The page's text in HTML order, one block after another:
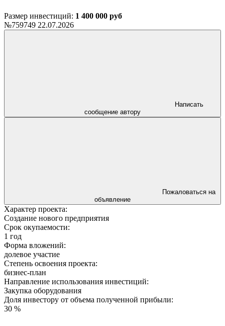
Размер инвестиций: 1 400 000 руб
№759749 22.07.2026
сообщение автору
объявление
Характер проекта:
Создание нового предприятия
Срок окупаемости:
1 год
Форма вложений:
долевое участие
Степень освоения проекта:
бизнес-план
Направление использования инвестиций:
Закупка оборудования
Доля инвестору от объема полученной прибыли:
30 %